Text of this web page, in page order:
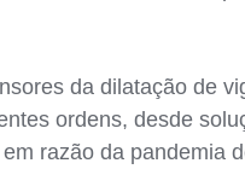
da dilatação de
ordens, desde
razão da pandemia